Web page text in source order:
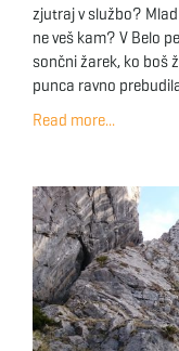
zjutraj v službo?
ne veš kam? V Belo
sončni žarek, ko boš
punca ravno
Read more...